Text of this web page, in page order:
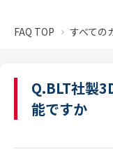
FAQ TOP すべての
Q.BLT社製
能ですか